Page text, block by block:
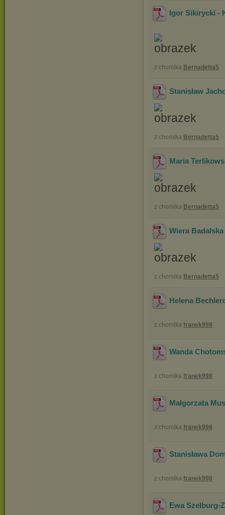
Igor Sikirycki -
z chomika Bernadetta5
Stanisław
z chomika Bernadetta5
Maria
z chomika Bernadetta5
Wiera
z chomika Bernadetta5
Helena
z chomika franek998
Wanda
z chomika franek998
Małgorzata
z chomika franek998
Stanisława
z chomika franek998
Ewa Szelburg-